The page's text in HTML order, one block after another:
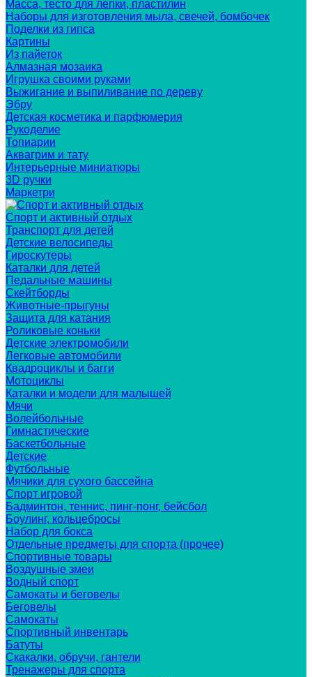
Масса, тесто для лепки, пластилин
Наборы для изготовления мыла, свечей, бомбочек
Поделки из гипса
Картины
Из пайеток
Алмазная мозаика
Игрушка своими руками
Выжигание и выпиливание по дереву
Эбру
Детская косметика и парфюмерия
Рукоделие
Топиарии
Аквагрим и тату
Интерьерные миниатюры
3D ручки
Маркетри
Спорт и активный отдых
Транспорт для детей
Детские велосипеды
Гироскутеры
Каталки для детей
Педальные машины
Скейтборды
Животные-прыгуны
Защита для катания
Роликовые коньки
Детские электромобили
Легковые автомобили
Квадроциклы и багги
Мотоциклы
Каталки и модели для малышей
Мячи
Волейбольные
Гимнастические
Баскетбольные
Детские
Футбольные
Мячики для сухого бассейна
Спорт игровой
Бадминтон, теннис, пинг-понг, бейсбол
Боулинг, кольцебросы
Набор для бокса
Отдельные предметы для спорта (прочее)
Спортивные товары
Воздушные змеи
Водный спорт
Самокаты и беговелы
Беговелы
Самокаты
Спортивный инвентарь
Батуты
Скакалки, обручи, гантели
Тренажеры для спорта